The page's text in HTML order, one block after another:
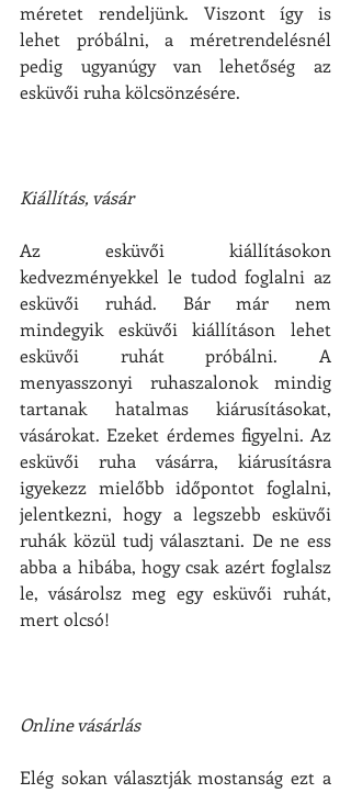
méretet rendeljünk. Viszont így is
lehet próbálni, a méretrendelésnél
pedig ugyanúgy van lehetőség az
esküvői ruha kölcsönzésére.
Kiállítás, vásár
Az esküvői kiállításokon
kedvezményekkel le tudod foglalni az
esküvői ruhád. Bár már nem
mindegyik esküvői kiállításon lehet
esküvői ruhát próbálni. A
menyasszonyi ruhaszalonok mindig
tartanak hatalmas kiárusításokat,
vásárokat. Ezeket érdemes figyelni. Az
esküvői ruha vásárra, kiárusításra
igyekezz mielőbb időpontot foglalni,
jelentkezni, hogy a legszebb esküvői
ruhák közül tudj választani. De ne ess
abba a hibába, hogy csak azért foglalsz
le, vásárolsz meg egy esküvői ruhát,
mert olcsó!
Online vásárlás
Elég sokan választják mostanság ezt a